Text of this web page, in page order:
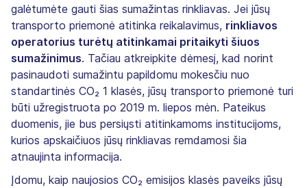
galėtumėte gauti šias sumažintas rinkliavas. Jei jūsų
transporto priemonė atitinka reikalavimus, rinkliavos
operatorius turėtų atitinkamai pritaikyti šiuos
sumažinimus. Tačiau atkreipkite dėmesį, kad norint
pasinaudoti sumažintu papildomu mokesčiu nuo
standartinės CO₂ 1 klasės, jūsų transporto priemonė turi
būti užregistruota po 2019 m. liepos mėn. Pateikus
duomenis, jie bus persiųsti atitinkamoms institucijoms,
kurios apskaičiuos jūsų rinkliavas remdamosi šia
atnaujinta informacija.
Įdomu, kaip naujosios CO₂ emisijos klasės paveiks jūsų